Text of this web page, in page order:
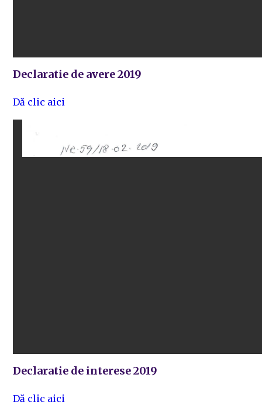
Declaratie de avere 2019
Dă clic aici
Declaratie de interese 2019
Dă clic aici